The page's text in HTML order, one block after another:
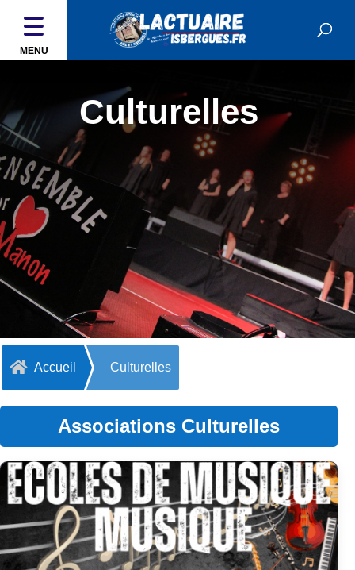
MENU
Culturelles
 Accueil Culturelles
Associations Culturelles